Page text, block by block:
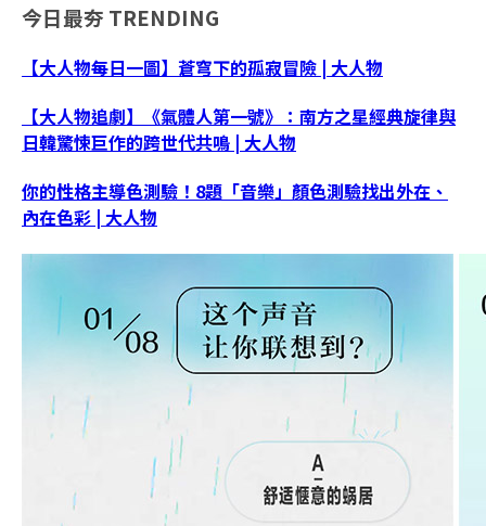
今日最夯 TRENDING
【大人物每日一圖】蒼穹下的孤寂冒險 | 大人物
【大人物追劇】《氣體人第一號》：南方之星經典旋律與
日韓驚悚巨作的跨世代共鳴 | 大人物
你的性格主導色測驗！8題「音樂」顏色測驗找出外在、
內在色彩 | 大人物